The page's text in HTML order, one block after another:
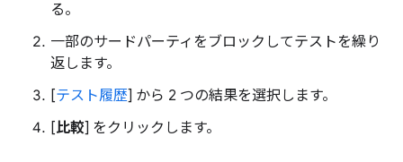
る。
一部のサードパーティをブロックしてテストを繰り
返します。
[テスト履歴] から 2 つの結果を選択します。
[比較] をクリックします。